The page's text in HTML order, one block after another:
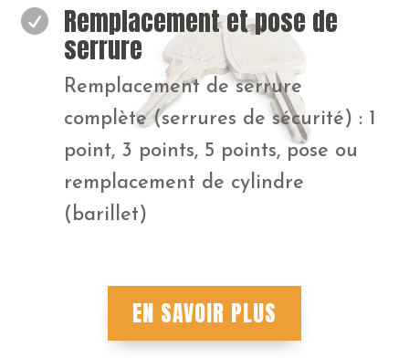
 Remplacement et pose de
serrure
Remplacement de serrure
complète (serrures de sécurité) : 1
point, 3 points, 5 points, pose ou
remplacement de cylindre
(barillet)
EN SAVOIR PLUS